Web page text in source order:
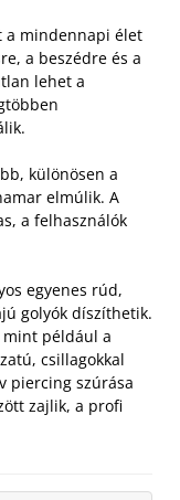
a mindennapi élet
a beszédre és a
lehet a
különösen a
elmúlik. A
a felhasználók
egyenes rúd,
golyók díszíthetik.
mint például a
csillagokkal
piercing szúrása
zajlik, a profi